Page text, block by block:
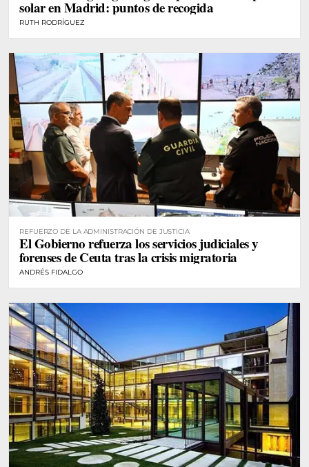
solar en Madrid: puntos de recogida
RUTH RODRÍGUEZ
REFUERZO DE LA ADMINISTRACIÓN DE JUSTICIA
El Gobierno refuerza los servicios judiciales y
forenses de Ceuta tras la crisis migratoria
ANDRÉS FIDALGO